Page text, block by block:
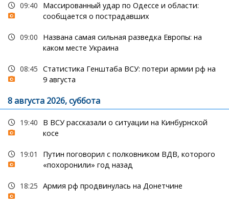
09:40
Массированный удар по Одессе и области:
сообщается о пострадавших
09:00
Названа самая сильная разведка Европы: на
каком месте Украина
08:45 Статистика Генштаба ВСУ: потери армии рф на
9 августа
8 августа 2026, суббота
19:40
В ВСУ рассказали о ситуации на Кинбурнской
косе
19:01
Путин поговорил с полковником ВДВ, которого
«похоронили» год назад
18:25 Армия рф продвинулась на Донетчине